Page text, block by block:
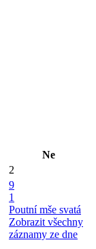
Ne
2
9
1
Poutní mše svatá
Zobrazit všechny
záznamy ze dne